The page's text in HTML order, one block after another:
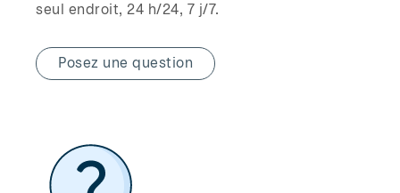
seul endroit, 24 h/24, 7 j/7.
Posez une question